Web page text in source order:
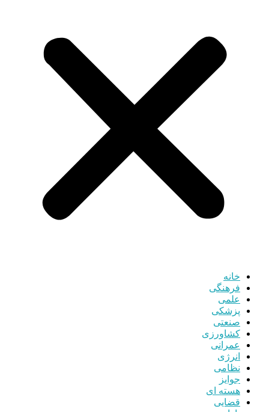
خانه
فرهنگی
علمی
پزشکی
صنعتی
کشاورزی
عمرانی
انرژی
نظامی
جوایز
هسته ای
قضایی